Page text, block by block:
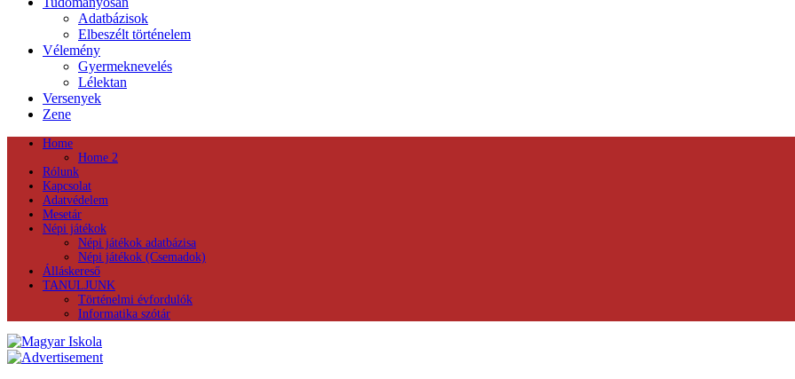
Adatbázisok
Elbeszélt történelem
Vélemény
Gyermeknevelés
Lélektan
Versenyek
Zene
Home
Home 2
Rólunk
Kapcsolat
Adatvédelem
Mesetár
Népi játékok
Népi játékok adatbázisa
Népi játékok (Csemadok)
Álláskereső
TANULJUNK
Történelmi évfordulók
Informatika szótár